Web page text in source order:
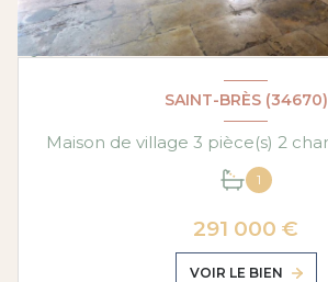
SAINT-BRÈS (34670)
1
291 000 €
VOIR LE BIEN